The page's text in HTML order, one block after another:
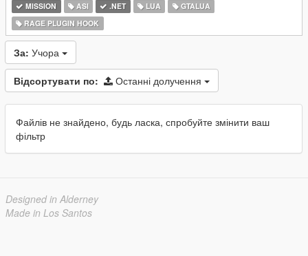
MISSION ASI .NET LUA
GTALUA
RAGE PLUGIN HOOK
За: Учора
Відсортувати по: Останні долучення
Файлів не знайдено, будь ласка, спробуйте змінити ваш
фільтр
Designed in Alderney
Made in Los Santos